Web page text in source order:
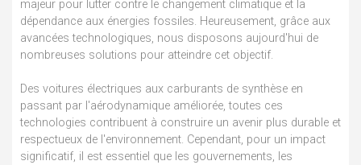
majeur pour lutter contre le changement climatique et la
dépendance aux énergies fossiles. Heureusement, grâce aux
avancées technologiques, nous disposons aujourd'hui de
nombreuses solutions pour atteindre cet objectif.
Des voitures électriques aux carburants de synthèse en
passant par l'aérodynamique améliorée, toutes ces
technologies contribuent à construire un avenir plus durable et
respectueux de l'environnement. Cependant, pour un impact
significatif, il est essentiel que les gouvernements, les